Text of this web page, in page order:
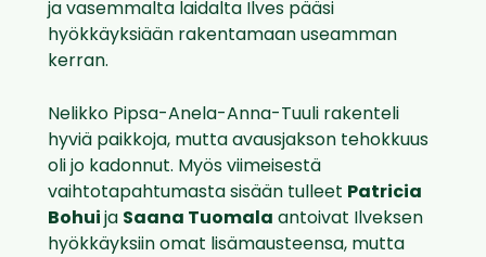
ja vasemmalta laidalta Ilves pääsi
hyökkäyksiään rakentamaan useamman
kerran.
Nelikko Pipsa-Anela-Anna-Tuuli rakenteli
hyviä paikkoja, mutta avausjakson tehokkuus
oli jo kadonnut. Myös viimeisestä
vaihtotapahtumasta sisään tulleet Patricia
Bohui ja Saana Tuomala antoivat Ilveksen
hyökkäyksiin omat lisämausteensa, mutta